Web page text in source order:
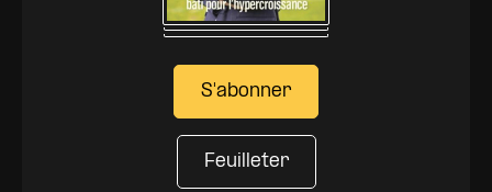
S'abonner
Feuilleter